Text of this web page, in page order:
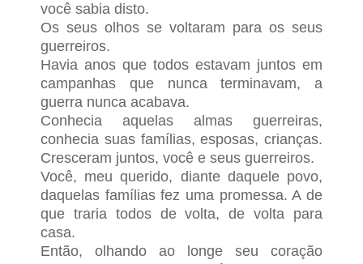
você sabia disto.
Os seus olhos se voltaram para os seus
guerreiros.
Havia anos que todos estavam juntos em
campanhas que nunca terminavam, a
guerra nunca acabava.
Conhecia aquelas almas guerreiras,
conhecia suas famílias, esposas, crianças.
Cresceram juntos, você e seus guerreiros.
Você, meu querido, diante daquele povo,
daquelas famílias fez uma promessa. A de
que traria todos de volta, de volta para
casa.
Então, olhando ao longe seu coração